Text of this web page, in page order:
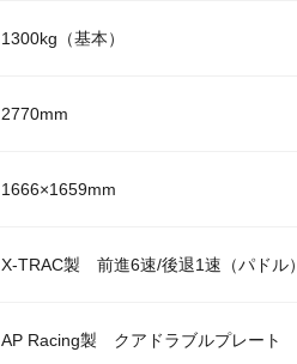
1300kg（基本）
2770mm
1666×1659mm
X-TRAC製 前進6速/後退1速（パドル）
AP Racing製 クアドラブルプレート